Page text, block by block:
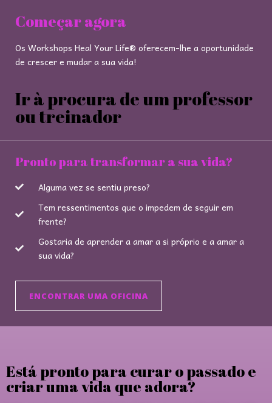
Começar agora
Os Workshops Heal Your Life® oferecem-lhe a oportunidade
de crescer e mudar a sua vida!
Ir à procura de um professor
ou treinador
Pronto para transformar a sua vida?
Alguma vez se sentiu preso?
Tem ressentimentos que o impedem de seguir em
frente?
Gostaria de aprender a amar a si próprio e a amar a
sua vida?
ENCONTRAR UMA OFICINA
Está pronto para curar o passado e
criar uma vida que adora?